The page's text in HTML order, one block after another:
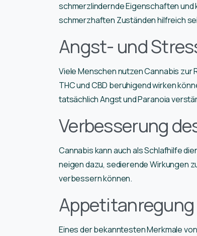
schmerzlindernde Eigenschaften
schmerzhaften Zuständen hilfreich
Angst- und
Viele Menschen nutzen Cannabis zur
THC und CBD beruhigend wirken
tatsächlich Angst und Paranoia
Verbesserung
Cannabis kann auch als Schlafhilfe
neigen dazu, sedierende Wirkungen
verbessern können.
Appetitanregung
Eines der bekanntesten Merkmale